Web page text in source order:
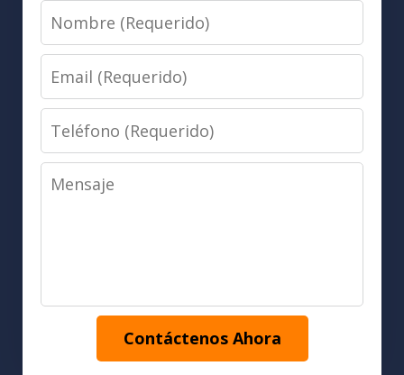
Nombre
(Requerido)
Email
(Requerido)
Teléfono
(Requerido)
Mensaje
Contáctenos Ahora